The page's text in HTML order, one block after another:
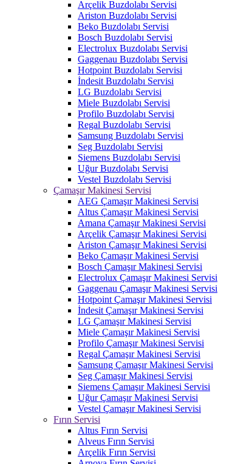
Arçelik Buzdolabı Servisi
Ariston Buzdolabı Servisi
Beko Buzdolabı Servisi
Bosch Buzdolabı Servisi
Electrolux Buzdolabı Servisi
Gaggenau Buzdolabı Servisi
Hotpoint Buzdolabı Servisi
İndesit Buzdolabı Servisi
LG Buzdolabı Servisi
Miele Buzdolabı Servisi
Profilo Buzdolabı Servisi
Regal Buzdolabı Servisi
Samsung Buzdolabı Servisi
Seg Buzdolabı Servisi
Siemens Buzdolabı Servisi
Uğur Buzdolabı Servisi
Vestel Buzdolabı Servisi
Çamaşır Makinesi Servisi
AEG Çamaşır Makinesi Servisi
Altus Çamaşır Makinesi Servisi
Amana Çamaşır Makinesi Servisi
Arçelik Çamaşır Makinesi Servisi
Ariston Çamaşır Makinesi Servisi
Beko Çamaşır Makinesi Servisi
Bosch Çamaşır Makinesi Servisi
Electrolux Çamaşır Makinesi Servisi
Gaggenau Çamaşır Makinesi Servisi
Hotpoint Çamaşır Makinesi Servisi
İndesit Çamaşır Makinesi Servisi
LG Çamaşır Makinesi Servisi
Miele Çamaşır Makinesi Servisi
Profilo Çamaşır Makinesi Servisi
Regal Çamaşır Makinesi Servisi
Samsung Çamaşır Makinesi Servisi
Seg Çamaşır Makinesi Servisi
Siemens Çamaşır Makinesi Servisi
Uğur Çamaşır Makinesi Servisi
Vestel Çamaşır Makinesi Servisi
Fırın Servisi
Altus Fırın Servisi
Alveus Fırın Servisi
Arçelik Fırın Servisi